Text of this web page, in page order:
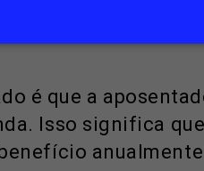
32 E O
é que a
Isso significa
anualmente